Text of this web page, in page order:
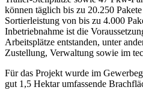
können täglich bis zu 20.250
Sortierleistung von bis zu 4.000
Inbetriebnahme ist die
Arbeitsplätze entstanden, unter
Zustellung, Verwaltung sowie im
Für das Projekt wurde im
gut 1,5 Hektar umfassende